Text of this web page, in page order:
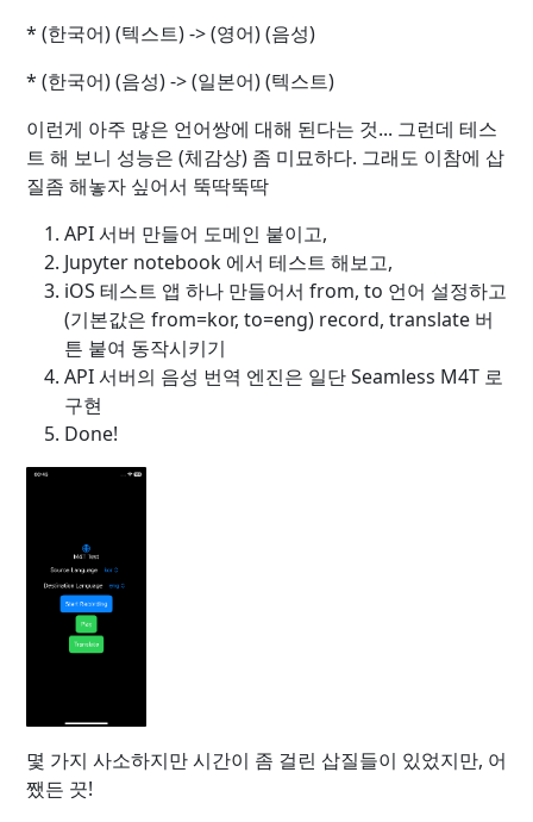
* (한국어) (텍스트) -> (영어) (음성)
* (한국어) (음성) -> (일본어) (텍스트)
이런게 아주 많은 언어쌍에 대해 된다는 것... 그런데 테스
트 해 보니 성능은 (체감상) 좀 미묘하다. 그래도 이참에 삽
질좀 해놓자 싶어서 뚝딱뚝딱
API 서버 만들어 도메인 붙이고,
Jupyter notebook 에서 테스트 해보고,
iOS 테스트 앱 하나 만들어서 from, to 언어 설정하고
(기본값은 from=kor, to=eng) record, translate 버
튼 붙여 동작시키기
API 서버의 음성 번역 엔진은 일단 Seamless M4T 로
구현
Done!
몇 가지 사소하지만 시간이 좀 걸린 삽질들이 있었지만, 어
쨌든 끗!